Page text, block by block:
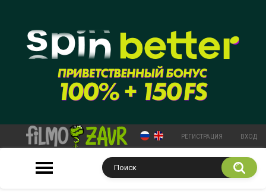
РЕГИСТРАЦИЯ ВХОД